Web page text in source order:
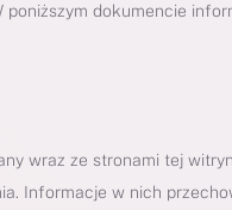
poniższym dokumencie
wraz ze stronami tej
Informacje w nich